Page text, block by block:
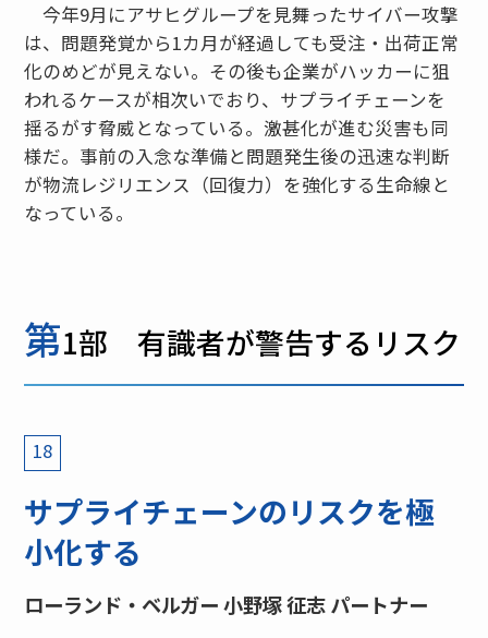
今年9月にアサヒグループを見舞ったサイバー攻撃
は、問題発覚から1カ月が経過しても受注・出荷正常
化のめどが見えない。その後も企業がハッカーに狙
われるケースが相次いでおり、サプライチェーンを
揺るがす脅威となっている。激甚化が進む災害も同
様だ。事前の入念な準備と問題発生後の迅速な判断
が物流レジリエンス（回復力）を強化する生命線と
なっている。
第1部 有識者が警告するリスク
18
サプライチェーンのリスクを極
小化する
ローランド・ベルガー 小野塚 征志 パートナー